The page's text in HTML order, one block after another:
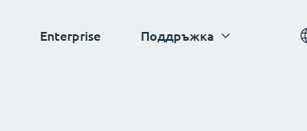
Enterprise Поддръжка